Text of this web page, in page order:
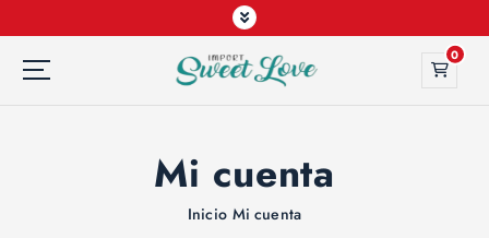
0
Mi cuenta
Inicio Mi cuenta